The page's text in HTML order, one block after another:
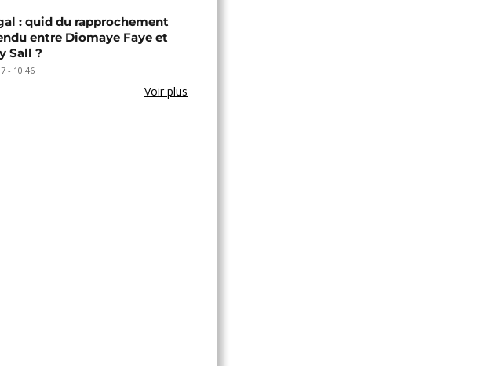
: quid du rapprochement
entre Diomaye Faye et
Sall ?
- 10:46
Voir plus